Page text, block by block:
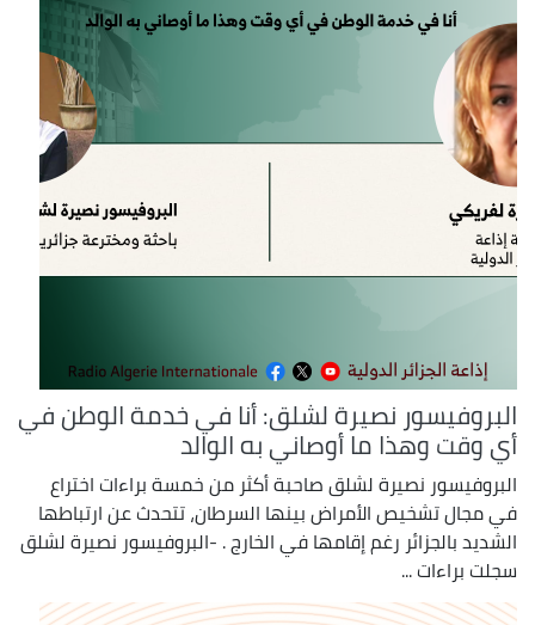
البروفيسور نصيرة لشلق: أنا في خدمة الوطن في
أي وقت وهذا ما أوصاني به الوالد
البروفيسور نصيرة لشلق صاحبة أكثر من خمسة براءات اختراع
في مجال تشخيص الأمراض بينها السرطان، تتحدث عن ارتباطها
الشديد بالجزائر رغم إقامها في الخارج . -البروفيسور نصيرة لشلق
سجلت براءات ...